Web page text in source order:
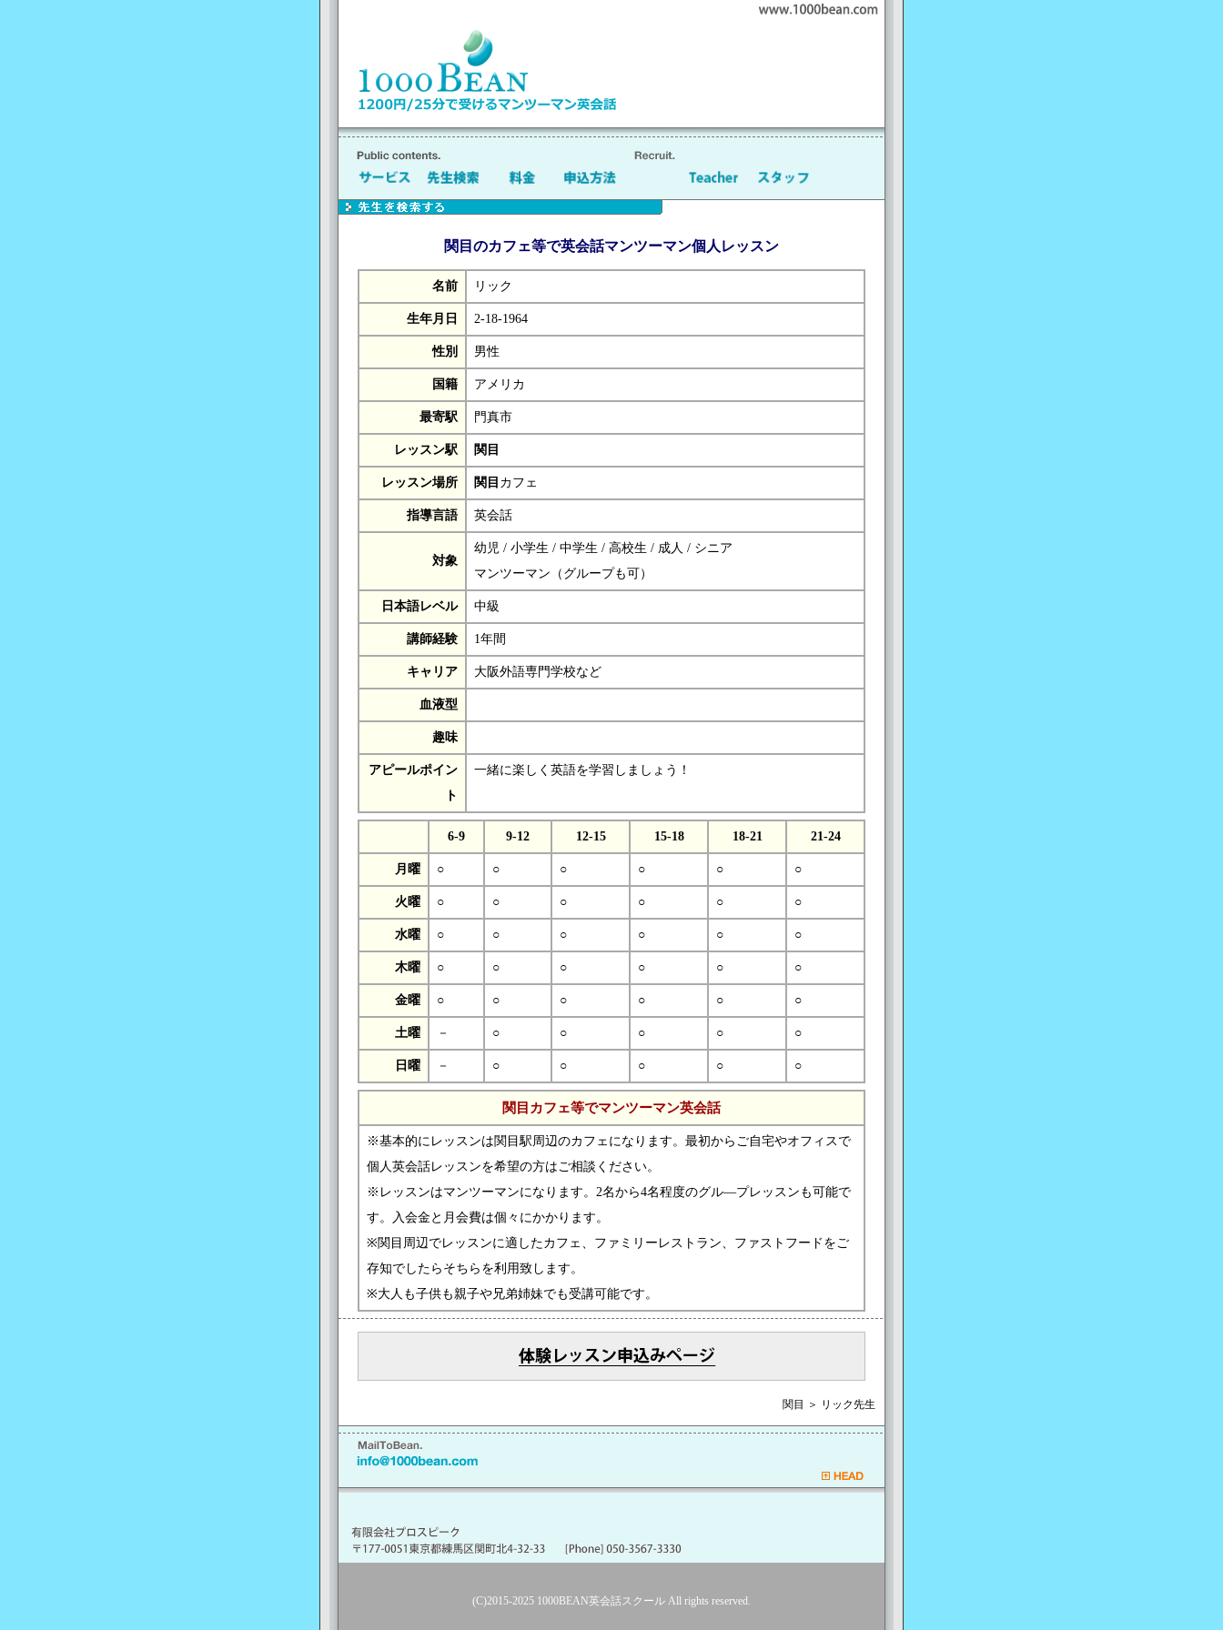
関目のカフェ等で英会話マンツーマン個人レッスン
名前 リック
生年月日 2-18-1964
性別 男性
国籍 アメリカ
最寄駅 門真市
レッスン駅 関目
レッスン場所 関目 カフェ
指導言語 英会話
対象
幼児 / 小学生 / 中学生 / 高校生 / 成人 / シニア
マンツーマン（グループも可）
日本語レベル 中級
講師経験 1年間
キャリア 大阪外語専門学校など
血液型
趣味
アピールポイン
ト
一緒に楽しく英語を学習しましょう！
6-9 9-12 12-15 15-18 18-21 21-24
月曜 ○ ○ ○ ○ ○ ○
火曜 ○ ○ ○ ○ ○ ○
水曜 ○ ○ ○ ○ ○ ○
木曜 ○ ○ ○ ○ ○ ○
金曜 ○ ○ ○ ○ ○ ○
土曜 － ○ ○ ○ ○ ○
日曜 － ○ ○ ○ ○ ○
関目カフェ等でマンツーマン英会話
※基本的にレッスンは関目駅周辺のカフェになります。最初からご自宅やオフィスで
個人英会話レッスンを希望の方はご相談ください。
※レッスンはマンツーマンになります。2名から4名程度のグル―プレッスンも可能で
す。入会金と月会費は個々にかかります。
※関目周辺でレッスンに適したカフェ、ファミリーレストラン、ファストフードをご
存知でしたらそちらを利用致します。
※大人も子供も親子や兄弟姉妹でも受講可能です。
関目 ＞ リック先生
(C)2015-2025 1000BEAN英会話スクール All rights reserved.